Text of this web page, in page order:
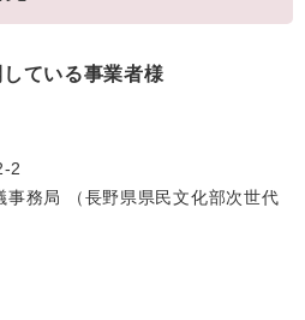
ている事業者様
2
事務局 （長野県県民文化部次世代